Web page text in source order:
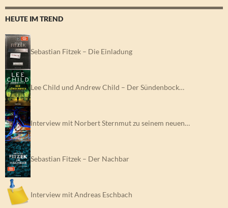
HEUTE IM TREND
Sebastian Fitzek – Die Einladung
Lee Child und Andrew Child – Der Sündenbock…
Interview mit Norbert Sternmut zu seinem neuen…
Sebastian Fitzek – Der Nachbar
Interview mit Andreas Eschbach